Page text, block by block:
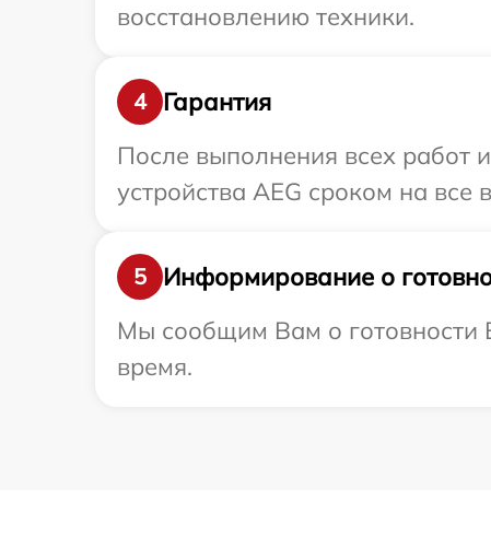
восстановлению техники.
4
Гарантия
После выполнения всех работ
устройства AEG сроком на все
5
Информирование о
Мы сообщим Вам о готовности
время.